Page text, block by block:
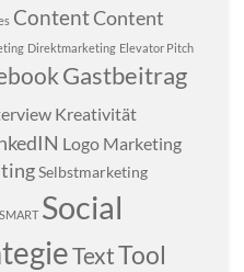
ContentContent
Direktmarketing Elevator Pitch
Gastbeitrag
Kreativität
Logo Marketing
Selbstmarketing
SMART Social
TextTool